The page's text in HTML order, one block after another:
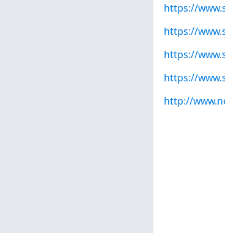
https://
https://
https://
https://
http://